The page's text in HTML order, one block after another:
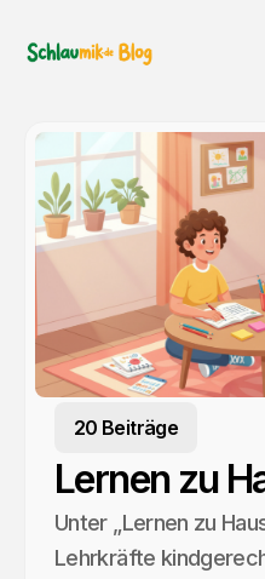
20 Beiträge
Lernen zu
Unter „Lernen zu
Lehrkräfte